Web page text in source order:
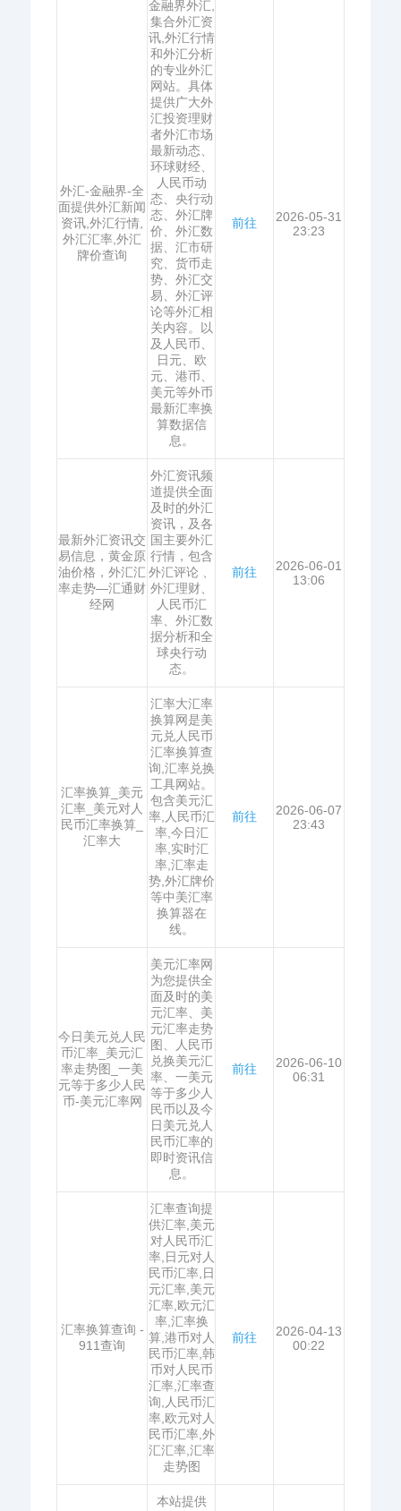
外汇-金融界-全
面提供外汇新闻
资讯,外汇行情,
外汇汇率,外汇
牌价查询
金融界外汇,
集合外汇资
讯,外汇行情
和外汇分析
的专业外汇
网站。具体
提供广大外
汇投资理财
者外汇市场
最新动态、
环球财经、
人民币动
态、央行动
态、外汇牌
价、外汇数
据、汇市研
究、货币走
势、外汇交
易、外汇评
论等外汇相
关内容。以
及人民币、
日元、欧
元、港币、
美元等外币
最新汇率换
算数据信
息。
前往
2026-05-31
23:23
最新外汇资讯交
易信息，黄金原
油价格，外汇汇
率走势—汇通财
经网
外汇资讯频
道提供全面
及时的外汇
资讯，及各
国主要外汇
行情，包含
外汇评论 、
外汇理财、
人民币汇
率、外汇数
据分析和全
球央行动
态。
前往
2026-06-01
13:06
汇率换算_美元
汇率_美元对人
民币汇率换算_
汇率大
汇率大汇率
换算网是美
元兑人民币
汇率换算查
询,汇率兑换
工具网站。
包含美元汇
率,人民币汇
率,今日汇
率,实时汇
率,汇率走
势,外汇牌价
等中美汇率
换算器在
线。
前往
2026-06-07
23:43
今日美元兑人民
币汇率_美元汇
率走势图_一美
元等于多少人民
币-美元汇率网
美元汇率网
为您提供全
面及时的美
元汇率、美
元汇率走势
图、人民币
兑换美元汇
率、一美元
等于多少人
民币以及今
日美元兑人
民币汇率的
即时资讯信
息。
前往
2026-06-10
06:31
汇率换算查询 -
911查询
汇率查询提
供汇率,美元
对人民币汇
率,日元对人
民币汇率,日
元汇率,美元
汇率,欧元汇
率,汇率换
算,港币对人
民币汇率,韩
币对人民币
汇率,汇率查
询,人民币汇
率,欧元对人
民币汇率,外
汇汇率,汇率
走势图
前往
2026-04-13
00:22
本站提供